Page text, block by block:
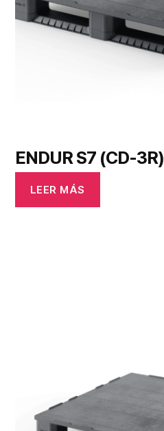
ENDUR S7 (CD-3R)
LEER MÁS